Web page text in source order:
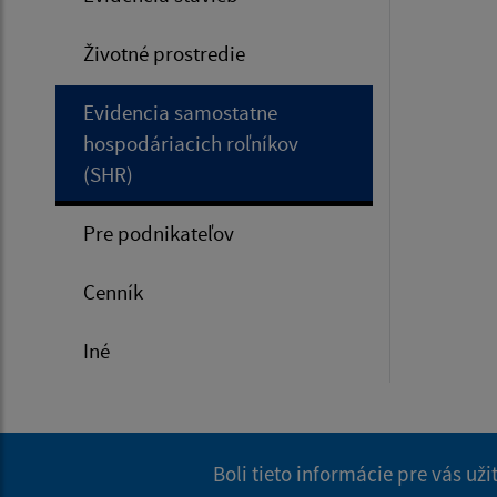
Životné prostredie
Evidencia samostatne
hospodáriacich roľníkov
(SHR)
Pre podnikateľov
Cenník
Iné
Boli tieto informácie pre vás